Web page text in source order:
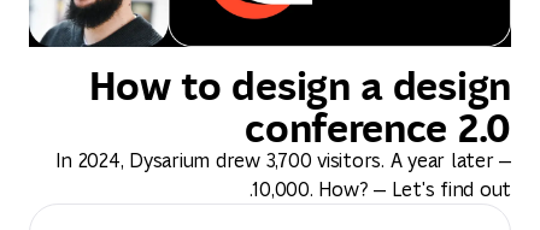
How to design a design
conference 2.0
In 2024, Dysarium drew 3,700 visitors. A year later —
10,000. How? — Let's find out.